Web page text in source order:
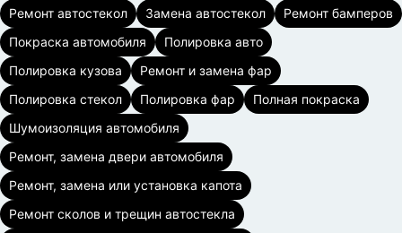
Ремонт автостекол
Замена автостекол
Ремонт бамперов
Покраска автомобиля
Полировка авто
Полировка кузова
Ремонт и замена фар
Полировка стекол
Полировка фар
Полная покраска
Шумоизоляция автомобиля
Ремонт, замена двери автомобиля
Ремонт, замена или установка капота
Ремонт сколов и трещин автостекла